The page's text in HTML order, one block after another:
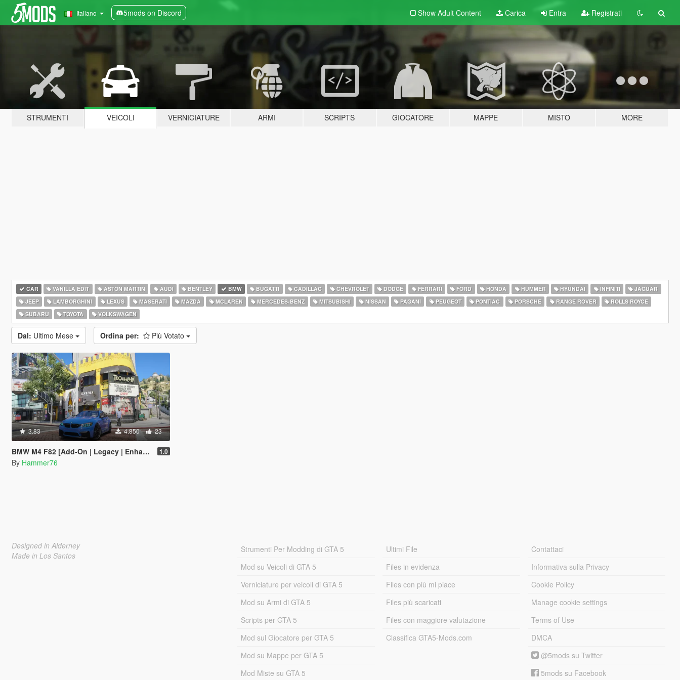
Italiano 5mods on Discord Show Adult Content Carica Entra Registrati
STRUMENTI VEICOLI VERNICIATURE ARMI SCRIPTS GIOCATORE MAPPE MISTO MORE
CAR VANILLA EDIT ASTON MARTIN AUDI BENTLEY BMW BUGATTI CADILLAC CHEVROLET DODGE FERRARI FORD HONDA HUMMER HYUNDAI INFINITI
JAGUAR
JEEP
LAMBORGHINI LEXUS MASERATI MAZDA MCLAREN MERCEDES-BENZ MITSUBISHI NISSAN PAGANI PEUGEOT PONTIAC PORSCHE RANGE ROVER
ROLLS ROYCE
SUBARU
TOYOTA VOLKSWAGEN
Dal: Ultimo Mese Ordina per: Più Votato
3.83 4.850 23
BMW M4 F82 [Add-On | Legacy | Enhanced] 1.0
By Hammer76
Designed in Alderney
Made in Los Santos
Strumenti Per Modding di GTA 5
Mod su Veicoli di GTA 5
Verniciature per veicoli di GTA 5
Mod su Armi di GTA 5
Scripts per GTA 5
Mod sul Giocatore per GTA 5
Mod su Mappe per GTA 5
Mod Miste su GTA 5
Ultimi File
Files in evidenza
Files con più mi piace
Files più scaricati
Files con maggiore valutazione
Classifica GTA5-Mods.com
Contattaci
Informativa sulla Privacy
Cookie Policy
Manage cookie settings
Terms of Use
DMCA
@5mods su Twitter
5mods su Facebook